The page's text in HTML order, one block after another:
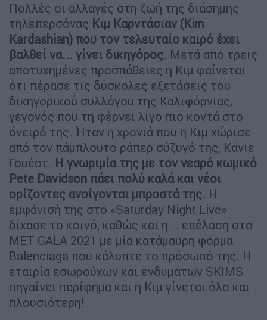
Πολλές οι αλλαγές στη ζωή της διάσημης
τηλεπερσόνας Κιμ Καρντάσιαν (Kim
Kardashian) που τον τελευταίο καιρό έχει
βαλθεί να... γίνει δικηγόρος. Μετά από τρεις
αποτυχημένες προσπάθειες η Κιμ φαίνεται
ότι πέρασε τις δύσκολες εξετάσεις του
δικηγορικού συλλόγου της Καλιφόρνιας,
γεγονός που τη φέρνει λίγο πιο κοντά στο
όνειρό της. Ήταν η χρονιά που η Κιμ χώρισε
από τον πάμπλουτο ράπερ σύζυγό της, Κάνιε
Γουέστ. Η γνωριμία της με τον νεαρό κωμικό
Pete Davidson πάει πολύ καλά και νέοι
ορίζοντες ανοίγονται μπροστά της. Η
εμφάνισή της στο «Saturday Night Live»
δίχασε το κοινό, καθώς και η... επέλαση στο
MET GALA 2021 με μία κατάμαυρη φόρμα
Balenciaga που κάλυπτε το πρόσωπό της. Η
εταιρία εσωρούχων και ενδυμάτων SKIMS
πηγαίνει περίφημα και η Κιμ γίνεται όλο και
πλουσιότερη!